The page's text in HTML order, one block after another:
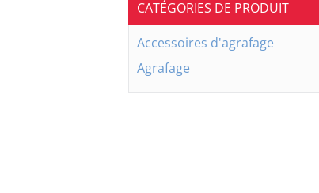
CATÉGORIES DE PRODUIT
Accessoires d'agrafage
Agrafage